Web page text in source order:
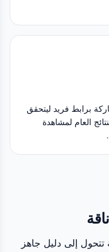
برابط فريد ليتحقق
العام لمشاهدة
إلى دليل جاهز